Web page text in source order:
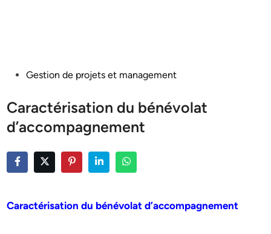
PostedGestion de projets et management
Caractérisation du bénévolat
d’accompagnement
Caractérisation du bénévolat d’accompagnement